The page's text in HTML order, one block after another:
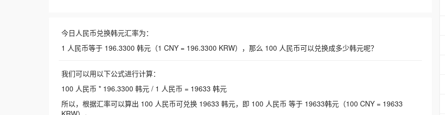
今日人民币兑换韩元汇率为：
1 人民币等于 196.3300 韩元（1 CNY = 196.3300 KRW），那么 100 人民币可以兑换成多少韩元呢？
我们可以用以下公式进行计算：
100 人民币 * 196.3300 韩元 / 1 人民币 = 19633 韩元
所以，根据汇率可以算出 100 人民币可兑换 19633 韩元，即 100 人民币 等于 19633韩元（100 CNY = 19633